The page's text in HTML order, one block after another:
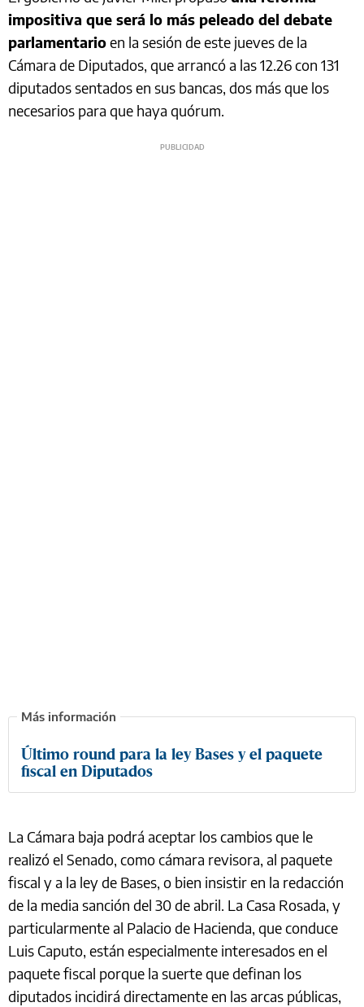
impositiva que será lo más peleado del debate
parlamentarioen la sesión de este jueves de la
Cámara de Diputados, que arrancó a las 12.26 con 131
diputados sentados en sus bancas, dos más que los
necesarios para que haya quórum.
Último round para la ley Bases y el paquete
fiscal en Diputados
La Cámara baja podrá aceptar los cambios que le
realizó el Senado, como cámara revisora, al paquete
fiscal y a la ley de Bases, o bien insistir en la redacción
de la media sanción del 30 de abril. La Casa Rosada, y
particularmente al Palacio de Hacienda, que conduce
Luis Caputo, están especialmente interesados en el
paquete fiscal porque la suerte que definan los
diputados incidirá directamente en las arcas públicas,